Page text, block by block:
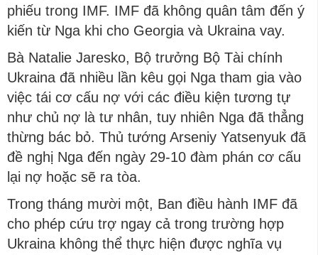
phiếu trong IMF. IMF đã không quân tâm đến ý
kiến từ Nga khi cho Georgia và Ukraina vay.
Bà Natalie Jaresko, Bộ trưởng Bộ Tài chính
Ukraina đã nhiều lần kêu gọi Nga tham gia vào
việc tái cơ cấu nợ với các điều kiện tương tự
như chủ nợ là tư nhân, tuy nhiên Nga đã thẳng
thừng bác bỏ. Thủ tướng Arseniy Yatsenyuk đã
đề nghị Nga đến ngày 29-10 đàm phán cơ cấu
lại nợ hoặc sẽ ra tòa.
Trong tháng mười một, Ban điều hành IMF đã
cho phép cứu trợ ngay cả trong trường hợp
Ukraina không thể thực hiện được nghĩa vụ